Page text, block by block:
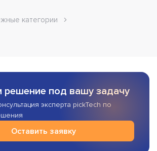
категории
решение под вашу задачу
эксперта pickTech по
Оставить заявку